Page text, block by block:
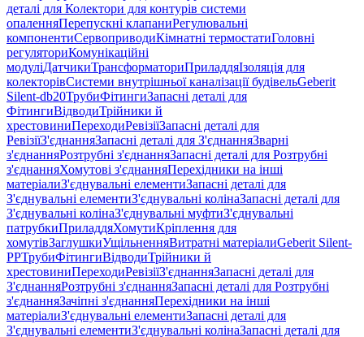
деталі для Колектори для контурів системи
опаленняПерепускні клапаниРегулювальні
компонентиСервоприводиКімнатні термостатиГоловні
регуляториКомунікаційні
модуліДатчикиТрансформаториПриладдяІзоляція для
колекторівСистеми внутрішньої каналізації будівельGeberit
Silent-db20ТрубиФітингиЗапасні деталі для
ФітингиВідводиТрійники й
хрестовиниПереходиРевізіїЗапасні деталі для
РевізіїЗ'єднанняЗапасні деталі для З'єднанняЗварні
з'єднанняРозтрубні з'єднанняЗапасні деталі для Розтрубні
з'єднанняХомутові з'єднанняПерехідники на інші
матеріалиЗ'єднувальні елементиЗапасні деталі для
З'єднувальні елементиЗ'єднувальні колінаЗапасні деталі для
З'єднувальні колінаЗ'єднувальні муфтиЗ'єднувальні
патрубкиПриладдяХомутиКріплення для
хомутівЗаглушкиУщільненняВитратні матеріалиGeberit Silent-
PPТрубиФітингиВідводиТрійники й
хрестовиниПереходиРевізіїЗ'єднанняЗапасні деталі для
З'єднанняРозтрубні з'єднанняЗапасні деталі для Розтрубні
з'єднанняЗачіпні з'єднанняПерехідники на інші
матеріалиЗ'єднувальні елементиЗапасні деталі для
З'єднувальні елементиЗ'єднувальні колінаЗапасні деталі для